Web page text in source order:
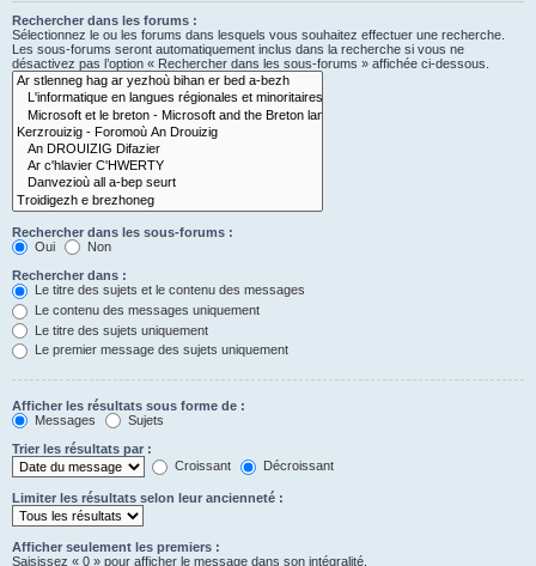
Rechercher dans les forums :
Sélectionnez le ou les forums dans lesquels vous souhaitez effectuer une recherche.
Les sous-forums seront automatiquement inclus dans la recherche si vous ne
désactivez pas l’option « Rechercher dans les sous-forums » affichée ci-dessous.
Rechercher dans les sous-forums :
Oui
Non
Rechercher dans :
Le titre des sujets et le contenu des messages
Le contenu des messages uniquement
Le titre des sujets uniquement
Le premier message des sujets uniquement
Afficher les résultats sous forme de :
Messages
Sujets
Trier les résultats par :
Croissant
Décroissant
Limiter les résultats selon leur ancienneté :
Afficher seulement les premiers :
Saisissez « 0 » pour afficher le message dans son intégralité.